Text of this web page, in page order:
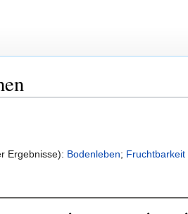
Ergebnisse): Bodenleben;